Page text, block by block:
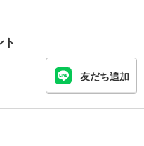
友だち追加